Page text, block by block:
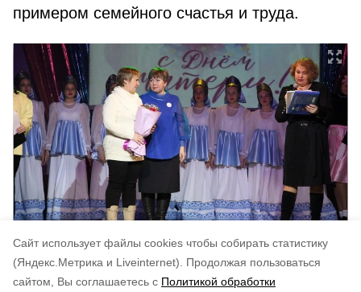
Cайт использует файлы cookies чтобы собирать статистику
(Яндекс.Метрика и Liveinternet).
Продолжая пользоваться
сайтом, Вы соглашаетесь с Политикой обработки
примером семейного счастья и труда.
Авторы: Дом культуры